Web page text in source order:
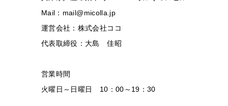
Mail：mail@micolla.jp
運営会社：株式会社ココ
代表取締役：大島 佳昭
営業時間
火曜日～日曜日 10：00～19：30